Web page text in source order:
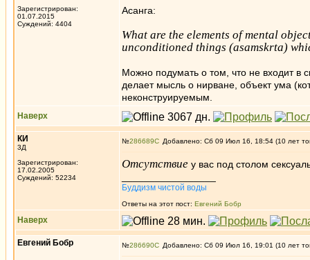
Зарегистрирован:
01.07.2015
Суждений: 4404
Асанга:
What are the elements of mental
unconditioned things (asamskrta)
Можно подумать о том, что не входит в
делает мысль о нирване, объект ума
неконструируемым.
Наверх
КИ
3Д
Зарегистрирован:
17.02.2005
Суждений: 52234
№286689 Добавлено: Сб 09 Июл 16, 18:54 (10 лет
Отсутствие у вас под столом
Буддизм чистой воды
Ответы на этот пост: Евгений Бобр
Наверх
Евгений Бобр №286690 Добавлено: Сб 09 Июл 16, 19:01 (10 лет